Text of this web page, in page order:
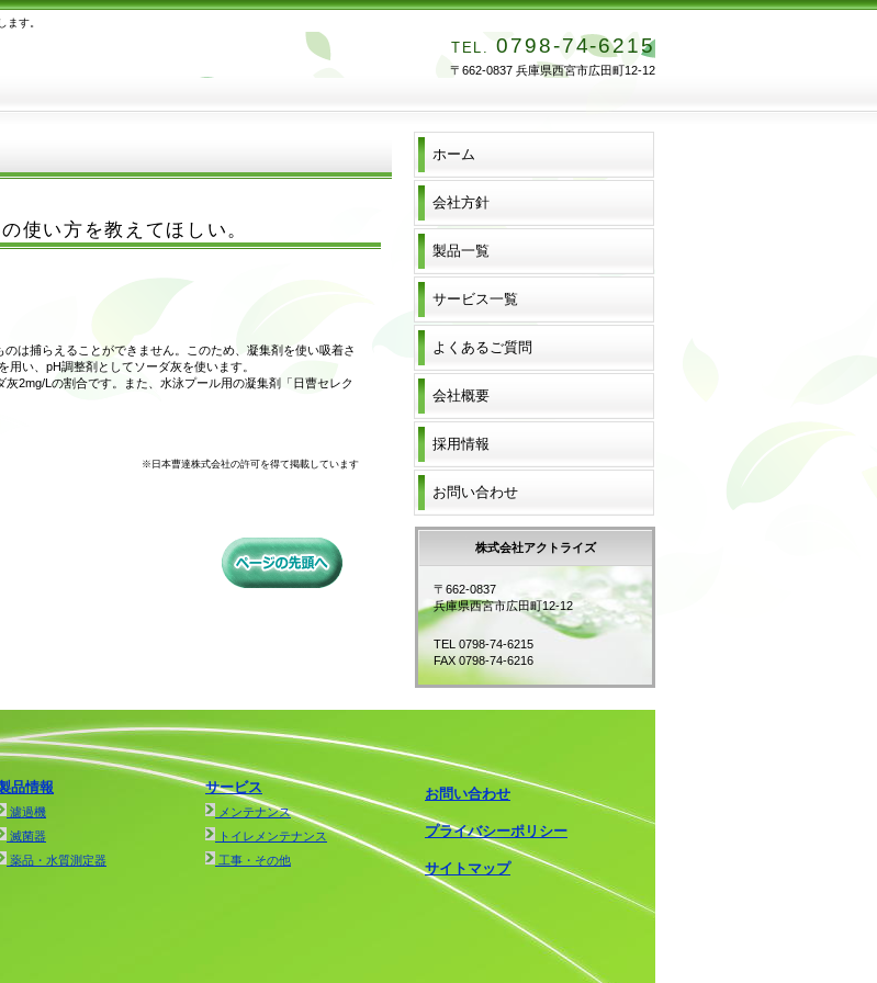
す。
TEL.0798-74-6215
〒662-0837 兵庫県西宮市広田町12-12
使い方を教えてほしい。
は捕らえることができません。このため、凝集剤を使い吸着さ
い、pH調整剤としてソーダ灰を使います。
2mg/Lの割合です。また、水泳プール用の凝集剤「日曹セレク
※日本曹達株式会社の許可を得て掲載しています
ホーム
会社方針
製品一覧
サービス一覧
よくあるご質問
会社概要
採用情報
お問い合わせ
株式会社アクトライズ
〒662-0837
兵庫県西宮市広田町12-12
TEL 0798-74-6215
FAX 0798-74-6216
品情報
濾過機
滅菌器
薬品・水質測定器
サービス
メンテナンス
トイレメンテナンス
工事・その他
お問い合わせ
プライバシーポリシー
サイトマップ